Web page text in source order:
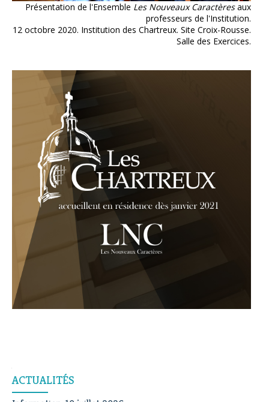
Présentation de l'Ensemble Les Nouveaux Caractèresaux
professeurs de l'Institution.
12 octobre 2020. Institution des Chartreux. Site Croix-Rousse.
Salle des Exercices.
ACTUALITÉS